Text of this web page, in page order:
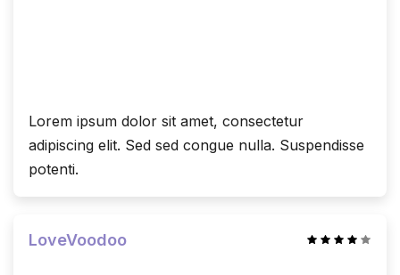
Lorem ipsum dolor sit amet, consectetur
adipiscing elit. Sed sed congue nulla. Suspendisse
potenti.
LoveVoodoo